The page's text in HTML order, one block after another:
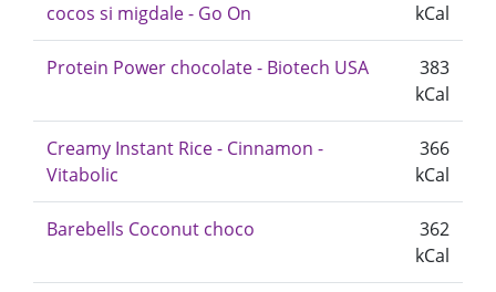
cocos si migdale - Go On
kCal
Protein Power chocolate - Biotech USA
383
kCal
Creamy Instant Rice - Cinnamon -
Vitabolic
366
kCal
Barebells Coconut choco
362
kCal